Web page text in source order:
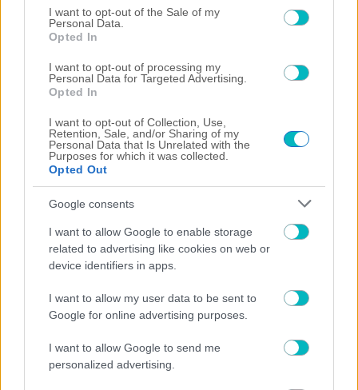
consent section.
I want to opt-out of the Sale of my
Personal Data.
Opted In
I want to opt-out of processing my
Personal Data for Targeted Advertising.
Opted In
I want to opt-out of Collection, Use,
Retention, Sale, and/or Sharing of my
Personal Data that Is Unrelated with the
Purposes for which it was collected.
Opted Out
Google consents
I want to allow Google to enable storage
related to advertising like cookies on web or
device identifiers in apps.
I want to allow my user data to be sent to
Google for online advertising purposes.
I want to allow Google to send me
personalized advertising.